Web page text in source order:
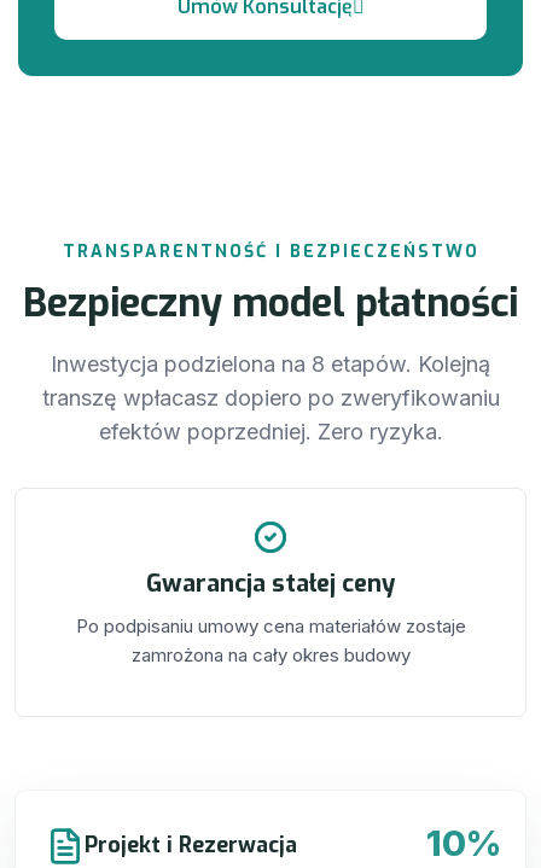
TRANSPARENTNOŚĆ I BEZPIECZEŃSTWO
Bezpieczny model płatności
Inwestycja podzielona na 8 etapów. Kolejną
transzę wpłacasz dopiero po zweryfikowaniu
efektów poprzedniej. Zero ryzyka.
Gwarancja stałej ceny
Po podpisaniu umowy cena materiałów zostaje
zamrożona na cały okres budowy
10%
Projekt i Rezerwacja